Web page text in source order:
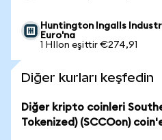
Huntington Ingalls
Euro'na
1 HIIon eşittir €274,91
Diğer kurları keşfedin
Diğer kripto coinleri
Tokenized) (SCCOon)